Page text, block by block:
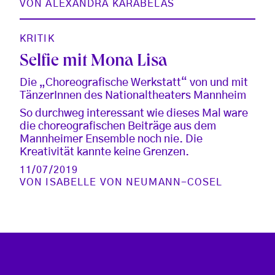
VONALEXANDRA KARABELAS
KRITIK
Selfie mit Mona Lisa
Die „Choreografische Werkstatt“ von und mit
TänzerInnen des Nationaltheaters Mannheim
So durchweg interessant wie dieses Mal ware
die choreografischen Beiträge aus dem
Mannheimer Ensemble noch nie. Die
Kreativität kannte keine Grenzen.
11/07/2019
VON
ISABELLE VON NEUMANN-COSEL